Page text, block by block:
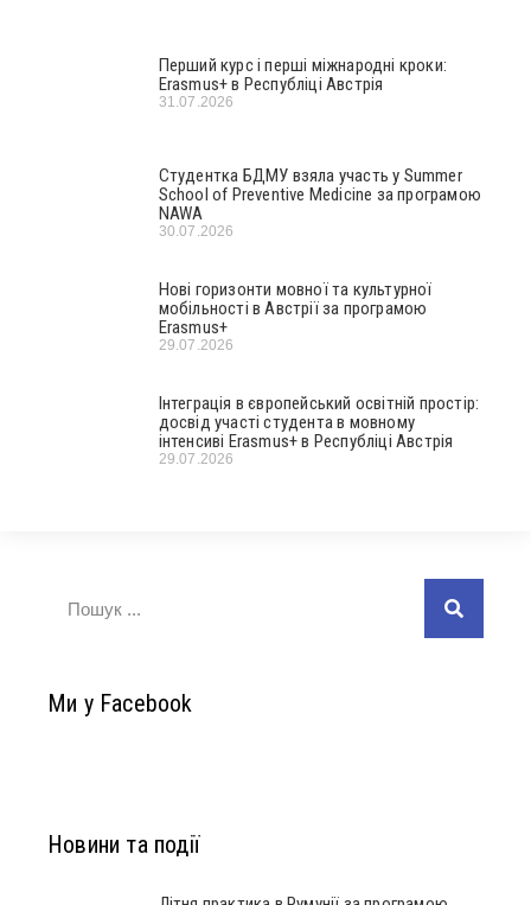
Перший курс і перші міжнародні кроки:
Erasmus+ в Республіці Австрія
31.07.2026
Студентка БДМУ взяла участь у Summer
School of Preventive Medicine за програмою
NAWA
30.07.2026
Нові горизонти мовної та культурної
мобільності в Австрії за програмою
Erasmus+
29.07.2026
Інтеграція в європейський освітній простір:
досвід участі студента в мовному
інтенсиві Erasmus+ в Республіці Австрія
29.07.2026
Ми у Facebook
Новини та події